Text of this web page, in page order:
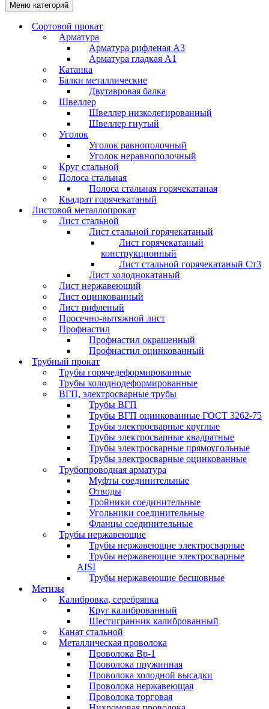
Меню категорий
Сортовой прокат
Арматура
Арматура рифленая А3
Арматура гладкая А1
Катанка
Балки металлические
Двутавровая балка
Швеллер
Швеллер низколегированный
Швеллер гнутый
Уголок
Уголок равнополочный
Уголок неравнополочный
Круг стальной
Полоса стальная
Полоса стальная горячекатаная
Квадрат горячекатаный
Листовой металлопрокат
Лист стальной
Лист стальной горячекатаный
Лист горячекатаный
конструкционный
Лист стальной горячекатаный Ст3
Лист холоднокатаный
Лист нержавеющий
Лист оцинкованный
Лист рифленый
Просечно-вытяжной лист
Профнастил
Профнастил окрашенный
Профнастил оцинкованный
Трубный прокат
Трубы горячедеформированные
Трубы холоднодеформированные
ВГП, электросварные трубы
Трубы ВГП
Трубы ВГП оцинкованные ГОСТ 3262-75
Трубы электросварные круглые
Трубы электросварные квадратные
Трубы электросварные прямоугольные
Трубы электросварные оцинкованные
Трубопроводная арматура
Муфты соединительные
Отводы
Тройники соединительные
Угольники соединительные
Фланцы соединительные
Трубы нержавеющие
Трубы нержавеющие электросварные
Трубы нержавеющие электросварные
AISI
Трубы нержавеющие бесшовные
Метизы
Калибровка, серебрянка
Круг калиброванный
Шестигранник калиброванный
Канат стальной
Металлическая проволока
Проволока Вр-1
Проволока пружинная
Проволока холодной высадки
Проволока нержавеющая
Проволока торговая